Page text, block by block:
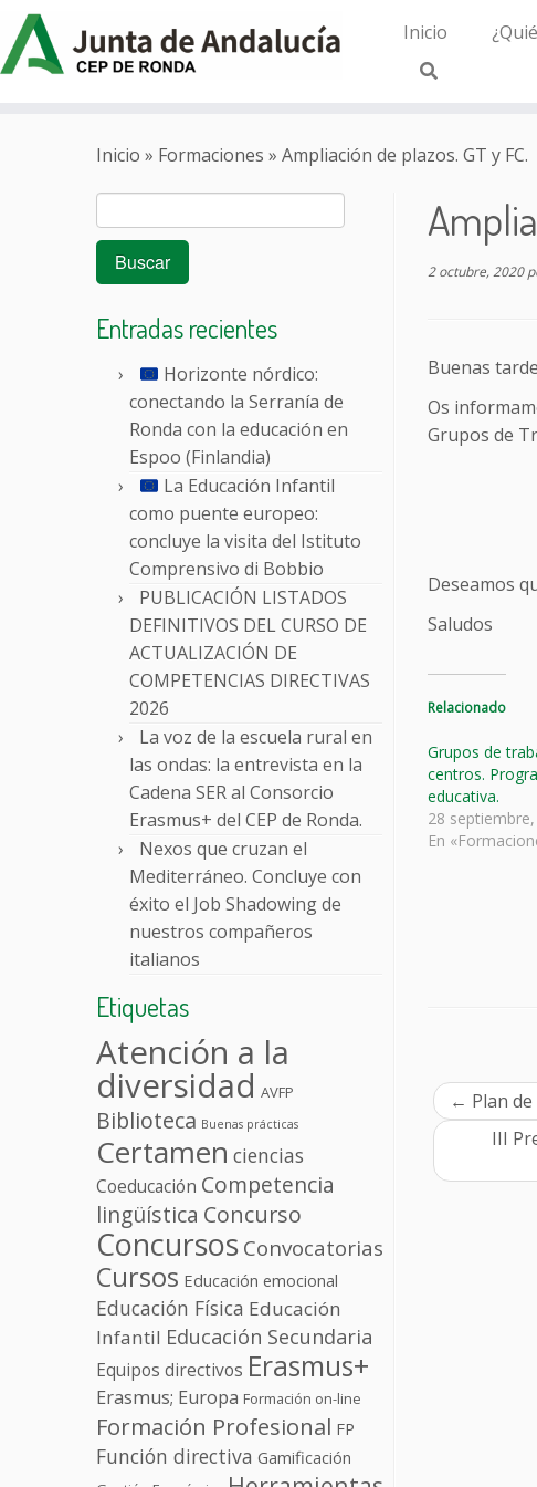
Inicio
Inicio » Formaciones » Ampliación de plazos. GT y FC.
Buscar:
Entradas recientes
Horizonte nórdico:
conectando la Serranía de
Ronda con la educación en
Espoo (Finlandia)
La Educación Infantil
como puente europeo:
concluye la visita del Istituto
Comprensivo di Bobbio
PUBLICACIÓN LISTADOS
DEFINITIVOS DEL CURSO DE
ACTUALIZACIÓN DE
COMPETENCIAS DIRECTIVAS
2026
La voz de la escuela rural en
las ondas: la entrevista en la
Cadena SER al Consorcio
Erasmus+ del CEP de Ronda.
Nexos que cruzan el
Mediterráneo. Concluye con
éxito el Job Shadowing de
nuestros compañeros
italianos
Etiquetas
Atención a la
diversidad AVFP
Biblioteca Buenas prácticas
Certamen ciencias
Coeducación Competencia
lingüística Concurso
ConcursosConvocatorias
Cursos Educación emocional
Educación Física Educación
Infantil Educación Secundaria
Equipos directivos Erasmus+
Erasmus; Europa Formación on-line
Formación Profesional FP
Función directiva Gamificación
2 octubre, 2020
Buenas
Os
Grupos de
Deseamos
Saludos
Relacionado
Grupos de
centros.
educativa.
28
En
← Plan
III